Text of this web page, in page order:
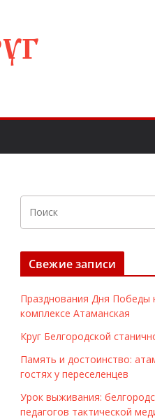
Свежие записи
Празднования Дня Победы
комплексе Атаманская
Круг Белгородской
Память и достоинство:
гостях у переселенцев
Урок выживания:
педагогов тактической